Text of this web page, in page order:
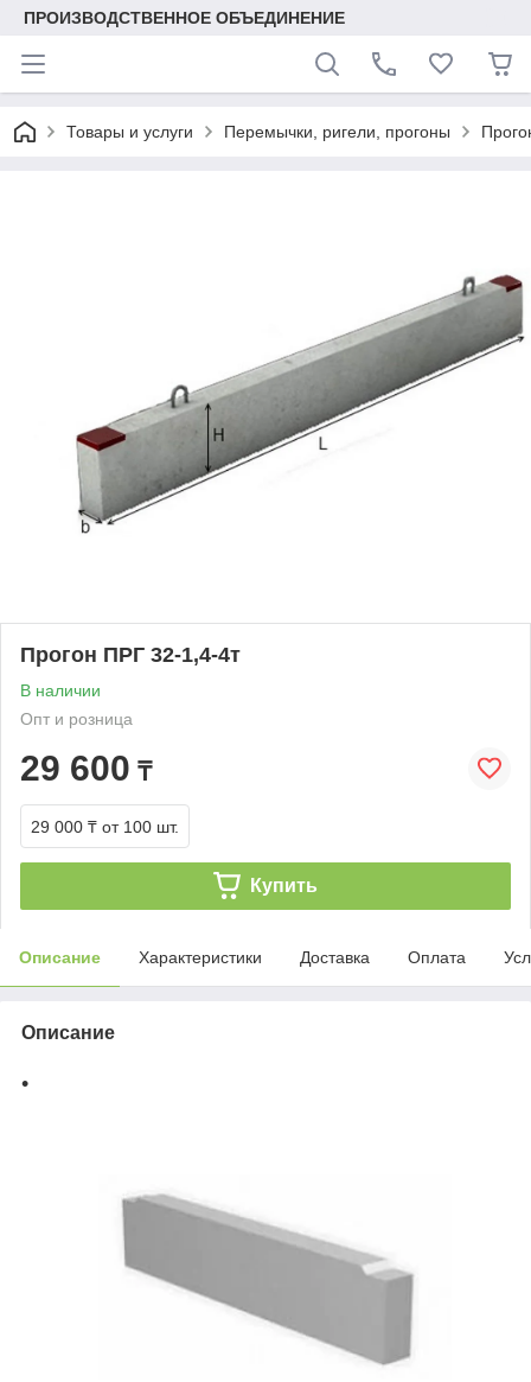
ПРОИЗВОДСТВЕННОЕ ОБЪЕДИНЕНИЕ
Товары и услуги Перемычки, ригели, прогоны
Прогон ПРГ 32-1,4-4т
В наличии
Опт и розница
29 600 ₸
29 000 ₸ от 100 шт.
Купить
Описание Характеристики Доставка Оплата
Описание